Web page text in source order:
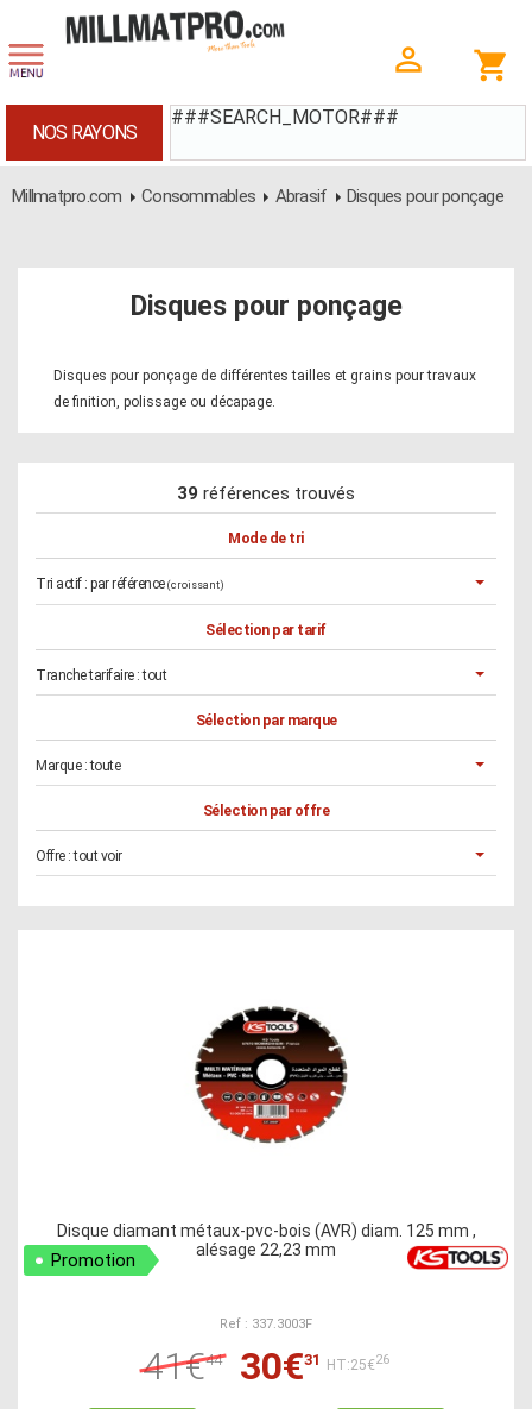
###SEARCH_MOTOR###
NOS RAYONS
Millmatpro.com Consommables Abrasif Disques pour ponçage
Disques pour ponçage
Disques pour ponçage de différentes tailles et grains pour travaux
de finition, polissage ou décapage.
39 références trouvés
Mode de tri
Tri actif : par référence (croissant)
Sélection par tarif
Tranche tarifaire :tout
Sélection par marque
Marque :toute
Sélection par offre
Offre :tout voir
Disque diamant métaux-pvc-bois (AVR) diam. 125 mm ,
alésage 22,23 mm
Promotion
Ref : 337.3003F
41€44 30€31 HT:25€26